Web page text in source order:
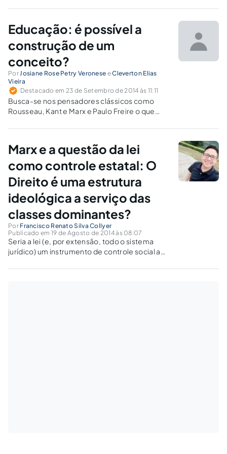
Educação: é possível a
construção de um
conceito?
Por Josiane Rose Petry Veronese eCleverton Elias
Vieira
Destacado em 23 de Setembro de 2014 às 11:11
Busca-se nos pensadores clássicos como
Rousseau, Kant e Marx e Paulo Freire o que
tentar alcançar um conceito atual que em
Adolescente.
Marx e a questão da lei
como controle estatal: O
Direito é uma estrutura
ideológica a serviço das
classes dominantes?
Por Francisco Renato Silva Collyer
Publicado em 19 de Agosto de 2014 às 08:07
Seria a lei (e, por extensão, todo o sistema
jurídico) um instrumento de controle social a